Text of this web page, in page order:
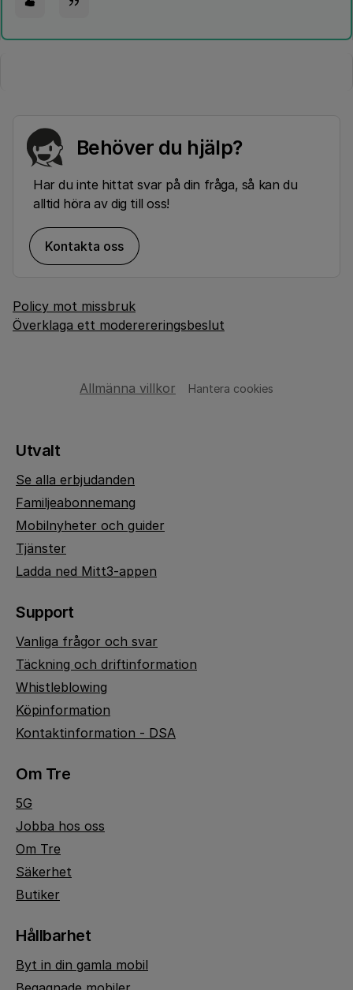
Behöver du hjälp?
Har du inte hittat svar på din fråga, så kan du
alltid höra av dig till oss!
Kontakta oss
Policy mot missbruk
Överklaga ett moderereringsbeslut
Allmänna villkor Hantera cookies
Utvalt
Se alla erbjudanden
Familjeabonnemang
Mobilnyheter och guider
Tjänster
Ladda ned Mitt3-appen
Support
Vanliga frågor och svar
Täckning och driftinformation
Whistleblowing
Köpinformation
Kontaktinformation - DSA
Om Tre
5G
Jobba hos oss
Om Tre
Säkerhet
Butiker
Hållbarhet
Byt in din gamla mobil